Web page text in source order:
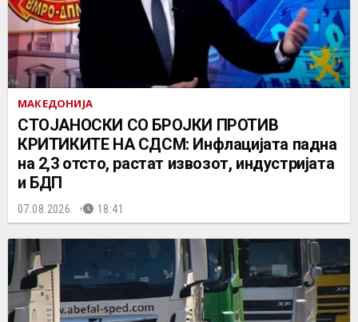
МАКЕДОНИЈА
СТОЈАНОСКИ СО БРОЈКИ ПРОТИВ
КРИТИКИТЕ НА СДСМ: Инфлацијата падна
на 2,3 отсто, растат извозот, индустријата
и БДП
07.08.2026. 18:41